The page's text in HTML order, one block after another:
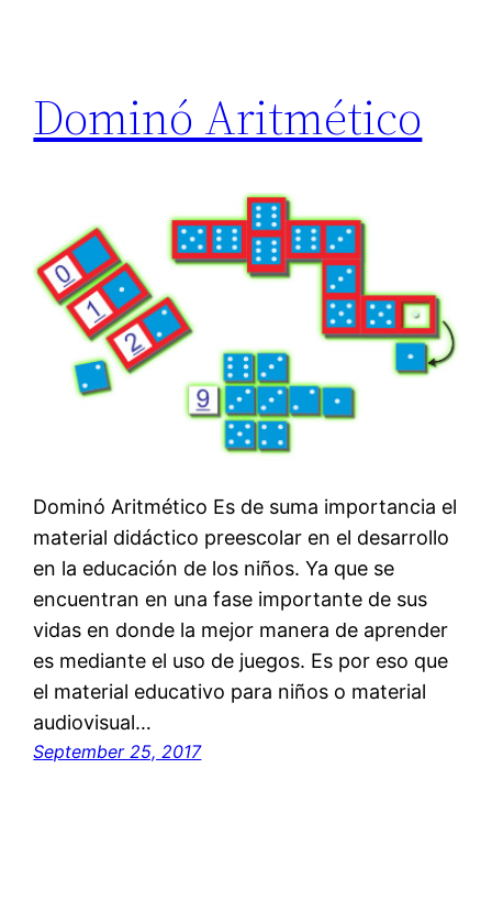
Dominó Aritmético
Dominó Aritmético Es de suma importancia el
material didáctico preescolar en el desarrollo
en la educación de los niños. Ya que se
encuentran en una fase importante de sus
vidas en donde la mejor manera de aprender
es mediante el uso de juegos. Es por eso que
el material educativo para niños o material
audiovisual…
September 25, 2017